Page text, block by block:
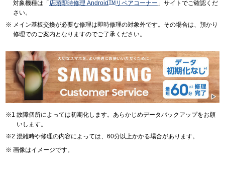
対象機種は「 店頭即時修理 AndroidTMリペアコーナー 」サイトでご確認くだ
さい。
メイン基板交換が必要な修理は即時修理の対象外です。その場合は、預かり
修理でのご案内となりますのでご了承ください。
故障個所によっては初期化します。あらかじめデータバックアップをお願
いします。
混雑時や修理の内容によっては、60分以上かかる場合があります。
画像はイメージです。